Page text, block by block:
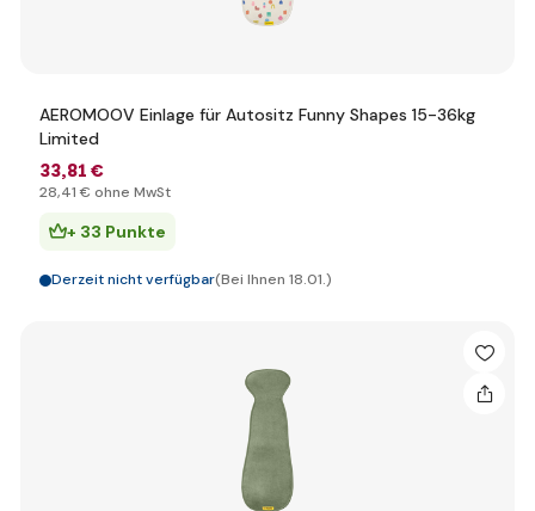
AEROMOOV Einlage für Autositz Funny Shapes 15-36kg
Limited
33,81 €
28,41 € ohne MwSt
+ 33 Punkte
Derzeit nicht verfügbar(Bei Ihnen 18.01.)